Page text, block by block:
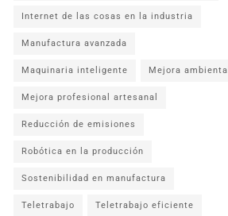
Internet de las cosas en la industria
Manufactura avanzada
Maquinaria inteligente Mejora ambiental
Mejora profesional artesanal
Reducción de emisiones
Robótica en la producción
Sostenibilidad en manufactura
Teletrabajo Teletrabajo eficiente